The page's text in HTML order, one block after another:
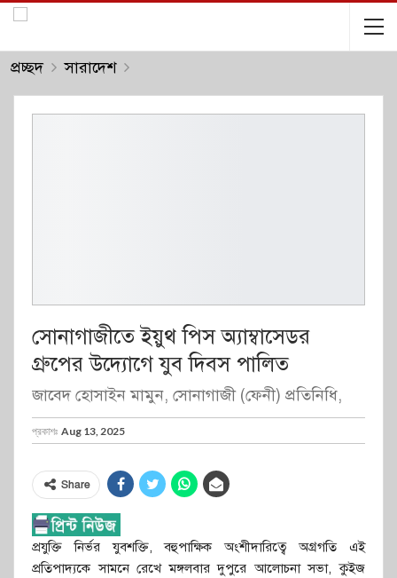
প্রচ্ছদ সারাদেশ
সোনাগাজীতে ইয়ুথ পিস অ্যাম্বাসেডর
গ্রুপের উদ্যোগে যুব দিবস পালিত
জাবেদ হোসাইন মামুন, সোনাগাজী (ফেনী) প্রতিনিধি,
প্রকাশঃ Aug 13, 2025
Share
প্রযুক্তি নির্ভর যুবশক্তি, বহুপাক্ষিক অংশীদারিত্বে অগ্রগতি এই
প্রতিপাদ্যকে সামনে রেখে মঙ্গলবার দুপুরে আলোচনা সভা, কুইজ